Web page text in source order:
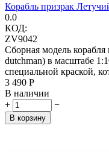
Корабль призрак
0.0
КОД:
ZV9042
Сборная модель
dutchman) в масштабе
специальной краской,
3 490 Р
В наличии
+
−
В корзину